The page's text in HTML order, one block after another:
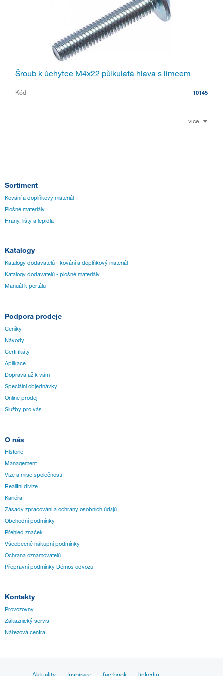
Šroub k úchytce M4x22 půlkulatá hlava s límcem
Kód 10145
více
Sortiment
Kování a doplňkový materiál
Plošné materiály
Hrany, lišty a lepidla
Katalogy
Katalogy dodavatelů - kování a doplňkový materiál
Katalogy dodavatelů - plošné materiály
Manuál k portálu
Podpora prodeje
Ceníky
Návody
Certifikáty
Aplikace
Doprava až k vám
Speciální objednávky
Online prodej
Služby pro vás
O nás
Historie
Management
Vize a mise společnosti
Realitní divize
Kariéra
Zásady zpracování a ochrany osobních údajů
Obchodní podmínky
Přehled značek
Všeobecné nákupní podmínky
Ochrana oznamovatelů
Přepravní podmínky Démos odvozu
Kontakty
Provozovny
Zákaznický servis
Nářezová centra
Aktuality Inspirace facebook linkedin